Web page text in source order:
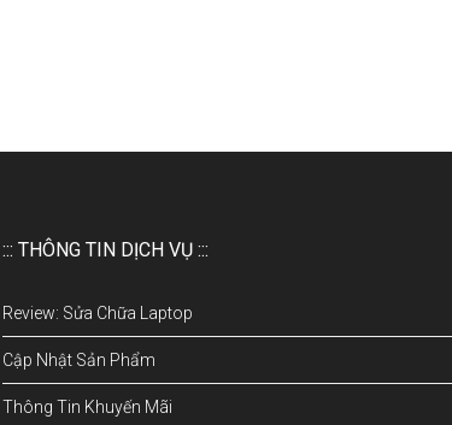
::: THÔNG TIN DỊCH VỤ :::
Review: Sửa Chữa Laptop
Cập Nhật Sản Phẩm
Thông Tin Khuyến Mãi